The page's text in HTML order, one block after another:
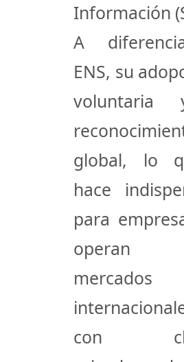
Información
A
ENS, su
global, lo
hace
para
mercados
con